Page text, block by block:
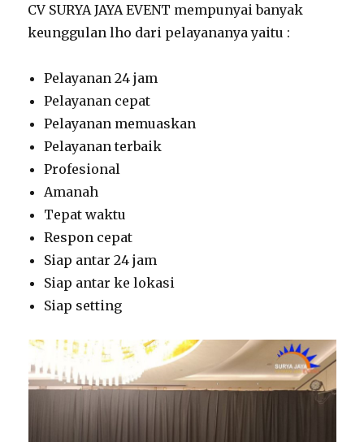
CV SURYA JAYA EVENT mempunyai banyak
keunggulan lho dari pelayananya yaitu :
Pelayanan 24 jam
Pelayanan cepat
Pelayanan memuaskan
Pelayanan terbaik
Profesional
Amanah
Tepat waktu
Respon cepat
Siap antar 24 jam
Siap antar ke lokasi
Siap setting